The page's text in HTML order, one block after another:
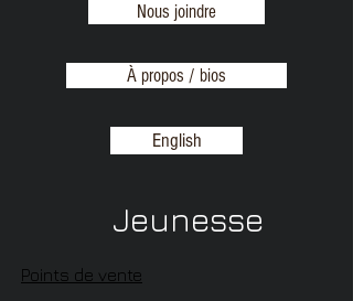
Nous joindre
À propos / bios
English
Jeunesse
Points de vente